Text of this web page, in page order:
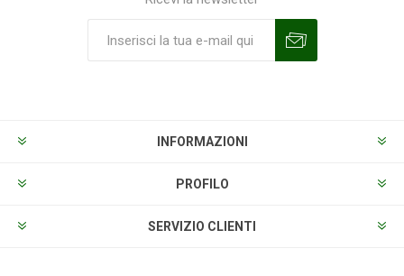
INFORMAZIONI
PROFILO
SERVIZIO CLIENTI